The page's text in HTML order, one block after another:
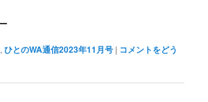
,ひとのWA通信2023年11月号 | コメントをどう